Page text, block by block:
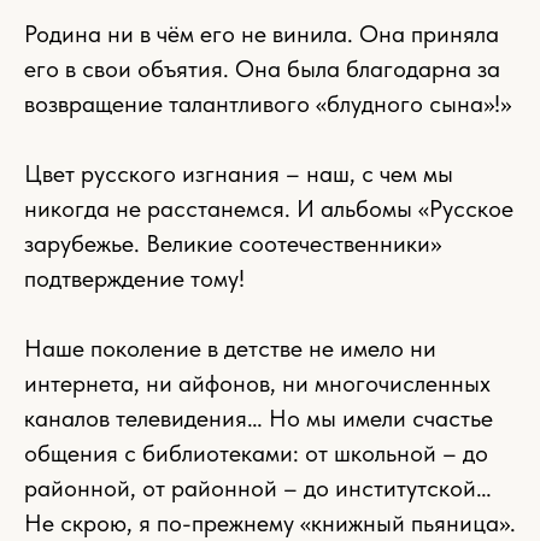
Родина ни в чём его не винила. Она приняла
его в свои объятия. Она была благодарна за
возвращение талантливого «блудного сына»!»
Цвет русского изгнания – наш, с чем мы
никогда не расстанемся. И альбомы «Русское
зарубежье. Великие соотечественники»
подтверждение тому!
Наше поколение в детстве не имело ни
интернета, ни айфонов, ни многочисленных
каналов телевидения… Но мы имели счастье
общения с библиотеками: от школьной – до
районной, от районной – до институтской…
Не скрою, я по-прежнему «книжный пьяница».